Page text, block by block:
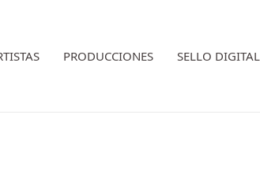
PRODUCCIONES SELLO DIGITAL